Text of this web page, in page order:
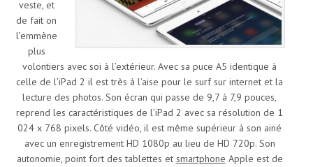
veste, et
de fait on
l’emmène
plus
volontiers avec soi à l’extérieur. Avec sa puce A5 identique à
celle de l’iPad 2 il est très à l’aise pour le surf sur internet et la
lecture des photos. Son écran qui passe de 9,7 à 7,9 pouces,
reprend les caractéristiques de l’iPad 2 avec sa résolution de 1
024 x 768 pixels. Côté vidéo, il est même supérieur à son ainé
avec un enregistrement HD 1080p au lieu de HD 720p. Son
autonomie, point fort des tablettes et smartphone Apple est de